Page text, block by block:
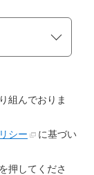
組んでおりま
シー
に基づい
押してくださ